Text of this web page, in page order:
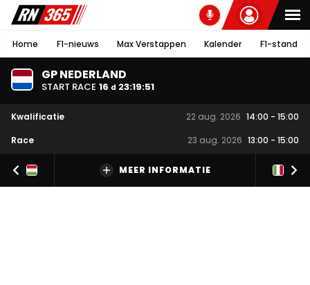
Home F1-nieuws Max Verstappen Kalender F1-stand
GP NEDERLAND
START RACE 16 d 23:19:51
Kwalificatie 22 aug. 2026 14:00 - 15:00
Race
23 aug. 2026 13:00 - 15:00
MEER INFORMATIE